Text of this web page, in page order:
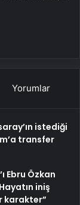
Yorumlar
istediği
transfer
Ebru Özkan
iniş
karakter”